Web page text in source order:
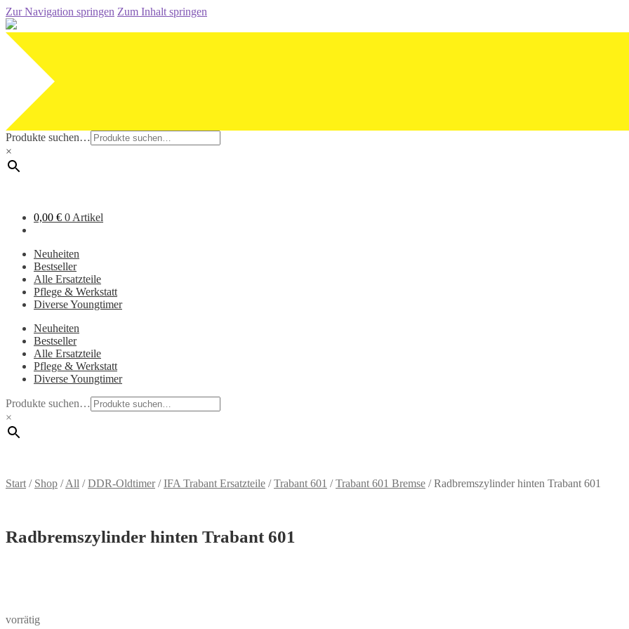
Zur Navigation springen Zum Inhalt springen
Produkte suchen…
×
0,00 € 0 Artikel
Neuheiten
Bestseller
Alle Ersatzteile
Pflege & Werkstatt
Diverse Youngtimer
Neuheiten
Bestseller
Alle Ersatzteile
Pflege & Werkstatt
Diverse Youngtimer
Produkte suchen…
×
Start / Shop /All /DDR-Oldtimer/IFA Trabant Ersatzteile /Trabant 601 /Trabant 601 Bremse /Radbremszylinder hinten Trabant 601
Radbremszylinder hinten Trabant 601
vorrätig